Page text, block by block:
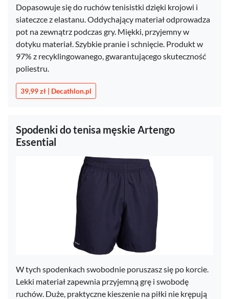
Dopasowuje się do ruchów tenisistki dzięki krojowi i
siateczce z elastanu. Oddychający materiał odprowadza
pot na zewnątrz podczas gry. Miękki, przyjemny w
dotyku materiał. Szybkie pranie i schnięcie. Produkt w
97% z recyklingowanego, gwarantującego skuteczność
poliestru.
39,99 zł | Decathlon.pl
Spodenki do tenisa męskie Artengo
Essential
W tych spodenkach swobodnie poruszasz się po korcie.
Lekki materiał zapewnia przyjemną grę i swobodę
ruchów. Duże, praktyczne kieszenie na piłki nie krępują